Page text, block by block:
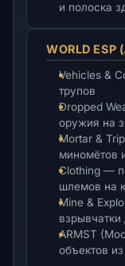
и полоска
WORLD
Vehicles &
трупов
Dropped
оружия на
Mortar &
миномётов
Clothing —
шлемов на
Mine &
взрывчатки
ARMST
объектов